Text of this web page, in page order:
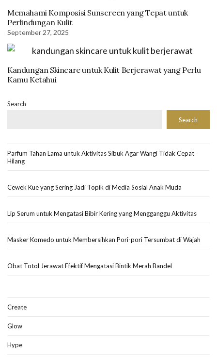
Memahami Komposisi Sunscreen yang Tepat untuk
Perlindungan Kulit
September 27, 2025
Kandungan Skincare untuk Kulit Berjerawat yang Perlu
Kamu Ketahui
Search
Search
Parfum Tahan Lama untuk Aktivitas Sibuk Agar Wangi Tidak Cepat
Hilang
Cewek Kue yang Sering Jadi Topik di Media Sosial Anak Muda
Lip Serum untuk Mengatasi Bibir Kering yang Mengganggu Aktivitas
Masker Komedo untuk Membersihkan Pori-pori Tersumbat di Wajah
Obat Totol Jerawat Efektif Mengatasi Bintik Merah Bandel
Create
Glow
Hype